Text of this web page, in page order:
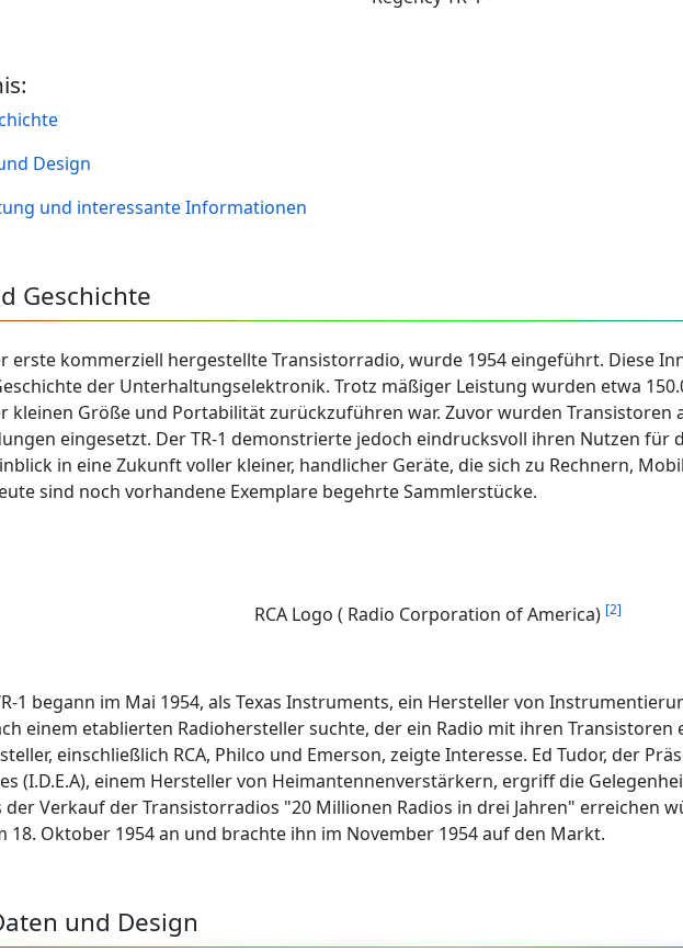
Design
und interessante Informationen
Geschichte
erste kommerziell hergestellte Transistorradio, wurde 1954 eingeführt. Diese
der Unterhaltungselektronik. Trotz mäßiger Leistung wurden etwa
kleinen Größe und Portabilität zurückzuführen war. Zuvor wurden Transistoren
eingesetzt. Der TR-1 demonstrierte jedoch eindrucksvoll ihren Nutzen für
in eine Zukunft voller kleiner, handlicher Geräte, die sich zu Rechnern,
sind noch vorhandene Exemplare begehrte Sammlerstücke.
RCA Logo ( Radio Corporation of America) [2]
1 begann im Mai 1954, als Texas Instruments, ein Hersteller von
einem etablierten Radiohersteller suchte, der ein Radio mit ihren
einschließlich RCA, Philco und Emerson, zeigte Interesse. Ed Tudor, der
(I.D.E.A), einem Hersteller von Heimantennenverstärkern, ergriff die
Verkauf der Transistorradios "20 Millionen Radios in drei Jahren" erreichen
18. Oktober 1954 an und brachte ihn im November 1954 auf den Markt.
und Design